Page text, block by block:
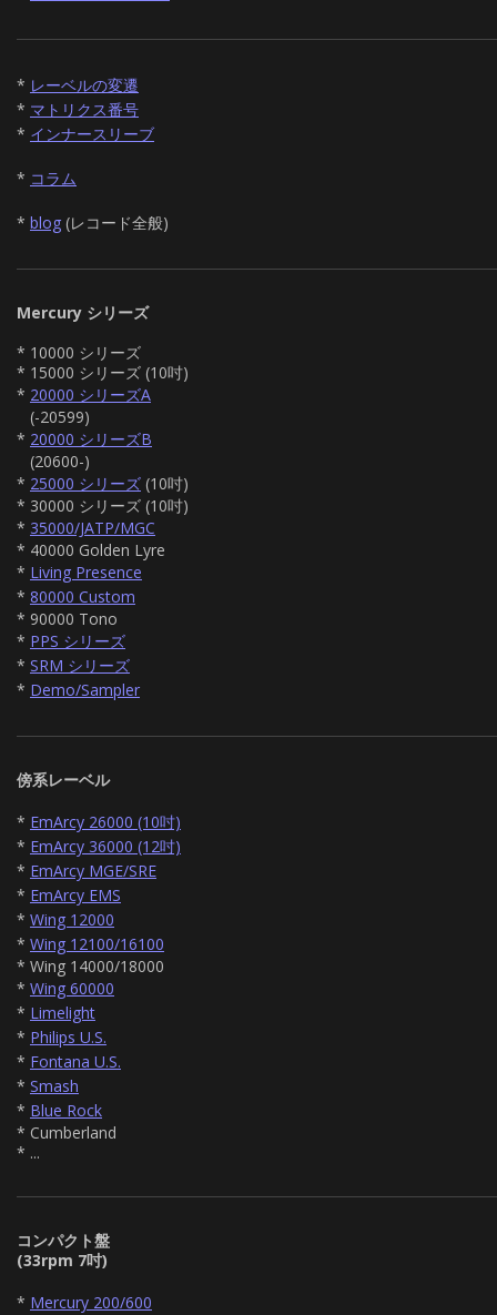
* レーベルの変遷
* マトリクス番号
* インナースリーブ
* コラム
* blog (レコード全般)
Mercury シリーズ
* 10000 シリーズ
* 15000 シリーズ (10吋)
* 20000 シリーズA
(-20599)
* 20000 シリーズB
(20600-)
* 25000 シリーズ (10吋)
* 30000 シリーズ (10吋)
* 35000/JATP/MGC
* 40000 Golden Lyre
* Living Presence
* 80000 Custom
* 90000 Tono
* PPS シリーズ
* SRM シリーズ
* Demo/Sampler
傍系レーベル
* EmArcy 26000 (10吋)
* EmArcy 36000 (12吋)
* EmArcy MGE/SRE
* EmArcy EMS
* Wing 12000
* Wing 12100/16100
* Wing 14000/18000
* Wing 60000
* Limelight
* Philips U.S.
* Fontana U.S.
* Smash
* Blue Rock
* Cumberland
* ...
コンパクト盤
(33rpm 7吋)
* Mercury 200/600